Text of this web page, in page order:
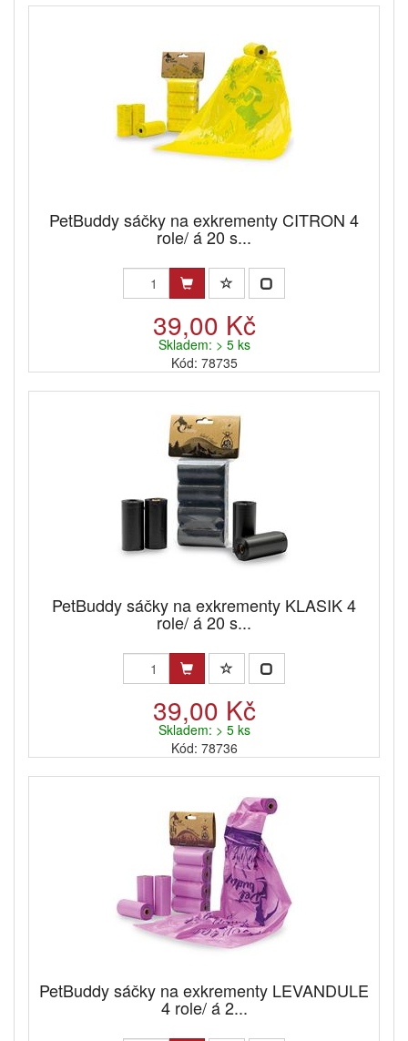
PetBuddy sáčky na exkrementy CITRON 4
role/ á 20 s...
39,00 Kč
Skladem: > 5 ks
Kód: 78735
PetBuddy sáčky na exkrementy KLASIK 4
role/ á 20 s...
39,00 Kč
Skladem: > 5 ks
Kód: 78736
PetBuddy sáčky na exkrementy LEVANDULE
4 role/ á 2...